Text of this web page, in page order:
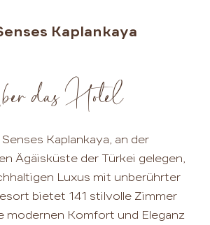
Kaplankaya
das Hotel
Senses Kaplankaya, an der
Ägäisküste der Türkei gelegen,
Luxus mit unberührter
bietet 141 stilvolle Zimmer
modernen Komfort und Eleganz